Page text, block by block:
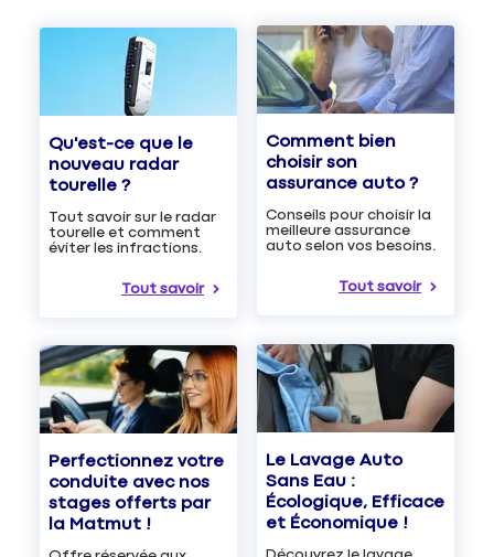
Qu'est-ce que le
nouveau radar
tourelle ?
Tout savoir sur le radar
tourelle et comment
éviter les infractions.
Tout savoir
Comment bien
choisir son
assurance auto ?
Conseils pour choisir la
meilleure assurance
auto selon vos besoins.
Tout savoir
Perfectionnez votre
conduite avec nos
stages offerts par
la Matmut !
Le Lavage Auto
Sans Eau :
Écologique, Efficace
et Économique !